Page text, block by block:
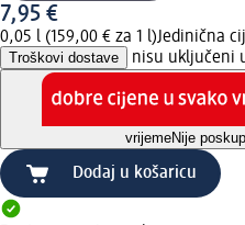
7,95 €
0,05 l (159,00 € za 1 l)Jedinična
Troškovi dostave nisu uključeni
vrijemeNije
Dodaj u košaricu